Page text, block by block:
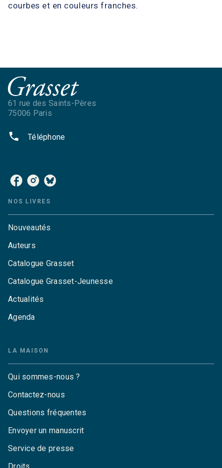
courbes et en couleurs franches.
61 rue des Saints-Pères
75006 Paris
phone Téléphone
NOS LIVRES
Nouveautés
Auteurs
Catalogue Grasset
Catalogue Grasset-Jeunesse
Actualités
Agenda
LA MAISON
Qui sommes-nous ?
Contactez-nous
Questions fréquentes
Envoyer un manuscrit
Service de presse